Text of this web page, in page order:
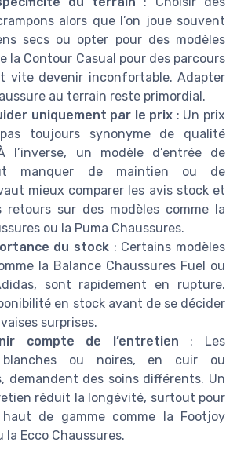
alors que l’on joue souvent
secs ou opter pour des modèles
la Contour Casual pour des parcours
vite devenir inconfortable. Adapter
au terrain reste primordial.
uniquement par le prix : Un prix
toujours synonyme de qualité
l’inverse, un modèle d’entrée de
manquer de maintien ou de
mieux comparer les avis stock et
retours sur des modèles comme la
ou la Puma Chaussures.
du stock : Certains modèles
la Balance Chaussures Fuel ou
sont rapidement en rupture.
en stock avant de se décider
surprises.
compte de l’entretien : Les
blanches ou noires, en cuir ou
demandent des soins différents. Un
réduit la longévité, surtout pour
haut de gamme comme la Footjoy
la Ecco Chaussures.